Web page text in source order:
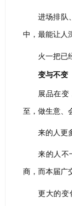
进场排队
中，最能让人
火一把已
变与不变
展品在变
至，做生意、
来的人更
来的人不
商，而本届广
更大的变